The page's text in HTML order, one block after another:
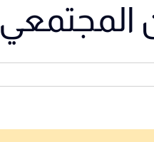
المجتمعي